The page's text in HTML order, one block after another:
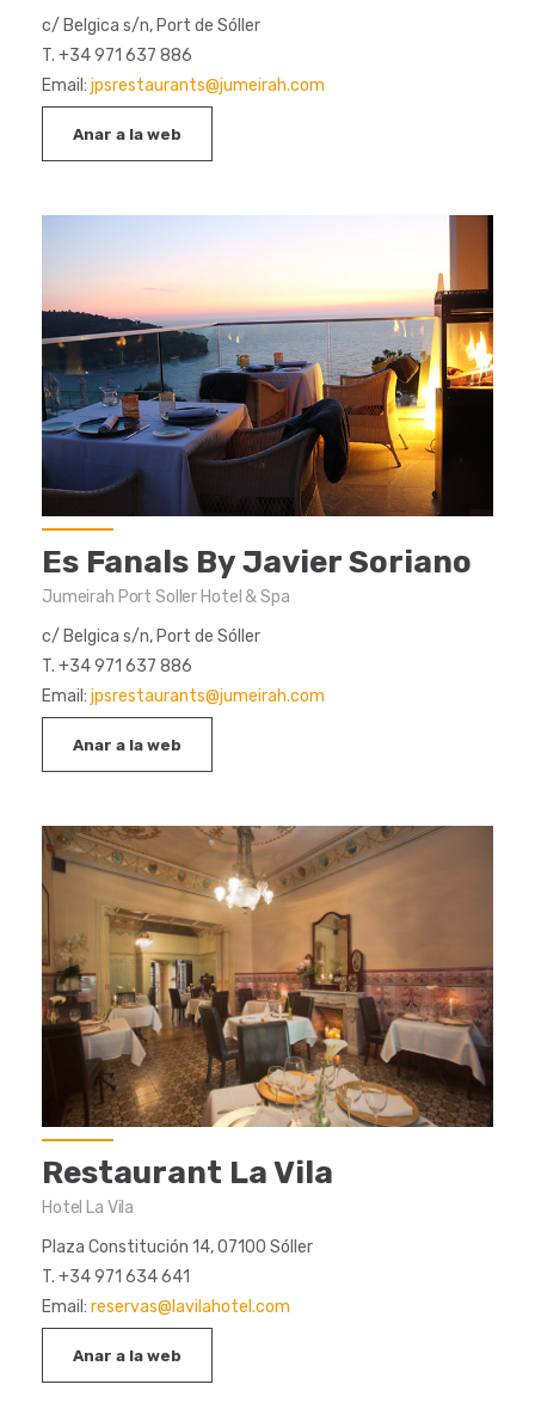
c/ Belgica s/n, Port de Sóller
T. +34 971 637 886
Email: jpsrestaurants@jumeirah.com
Anar a la web
Es Fanals By Javier Soriano
Jumeirah Port Soller Hotel & Spa
c/ Belgica s/n, Port de Sóller
T. +34 971 637 886
Email: jpsrestaurants@jumeirah.com
Anar a la web
Restaurant La Vila
Hotel La Vila
Plaza Constitución 14, 07100 Sóller
T. +34 971 634 641
Email: reservas@lavilahotel.com
Anar a la web